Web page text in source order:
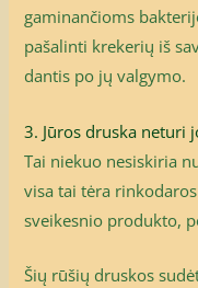
gaminančioms
pašalinti krekerių iš
dantis po jų valgymo.
3. Jūros druska neturi
Tai niekuo nesiskiria
visa tai tėra
sveikesnio produkto,
Šių rūšių druskos